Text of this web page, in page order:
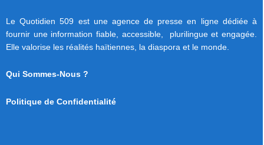
Le Quotidien 509 est une agence de presse en ligne dédiée à
fournir une information fiable, accessible, plurilingue et engagée.
Elle valorise les réalités haïtiennes, la diaspora et le monde.
Qui Sommes-Nous ?
Politique de Confidentialité